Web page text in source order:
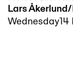
Lars
Wednesday14